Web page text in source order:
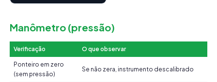
Manômetro (pressão)
Verificação O que observar
Ponteiro em zero
(sem pressão)
Se não zera, instrumento descalibrado